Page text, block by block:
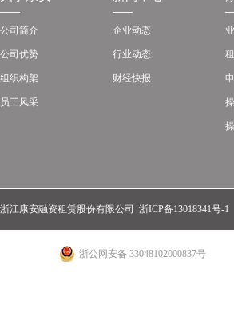
公司简介
公司优势
组织构架
员工风采
企业动态
行业动态
财经快报
浙江康安融资租赁股份有限公司 浙ICP备13018341号-1
浙公网安备 33048102000837号